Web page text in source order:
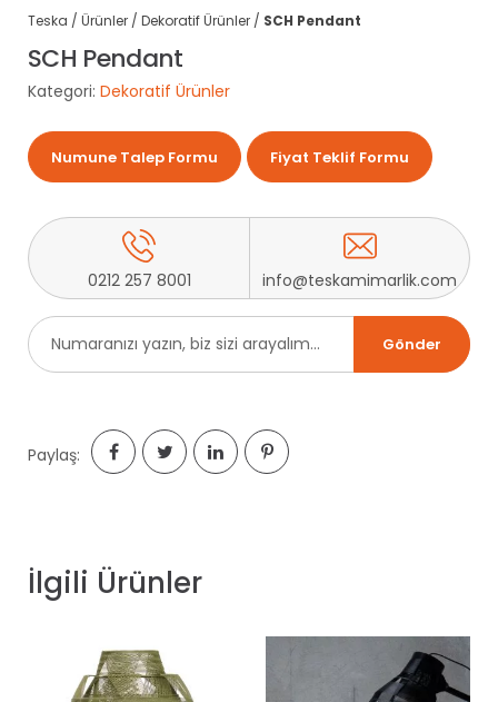
Teska / Ürünler / Dekoratif Ürünler / SCH Pendant
SCH Pendant
Kategori: Dekoratif Ürünler
Numune Talep Formu Fiyat Teklif Formu
0212 257 8001 info@teskamimarlik.com
Paylaş:
İlgili Ürünler